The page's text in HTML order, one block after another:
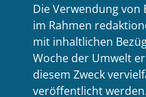
Die Verwendung von
im Rahmen
mit inhaltlichen
Woche der Umwelt
diesem Zweck
veröffentlicht